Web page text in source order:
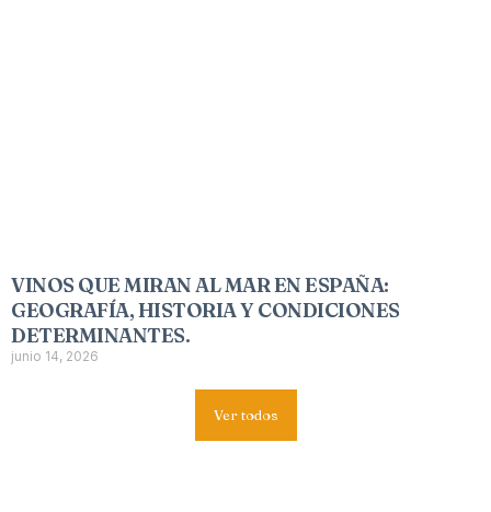
VINOS QUE MIRAN AL MAR EN ESPAÑA:
GEOGRAFÍA, HISTORIA Y CONDICIONES
DETERMINANTES.
junio 14, 2026
Ver todos